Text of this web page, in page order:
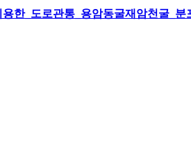
용한_도로관통_용암동굴재암천굴_분